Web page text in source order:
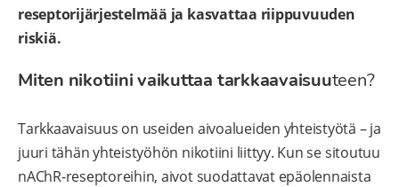
reseptorijärjestelmää ja kasvattaa riippuvuuden
riskiä.
Miten nikotiini vaikuttaa tarkkaavaisuuteen?
Tarkkaavaisuus on useiden aivoalueiden yhteistyötä – ja
juuri tähän yhteistyöhön nikotiini liittyy. Kun se sitoutuu
nAChR-reseptoreihin, aivot suodattavat epäolennaista